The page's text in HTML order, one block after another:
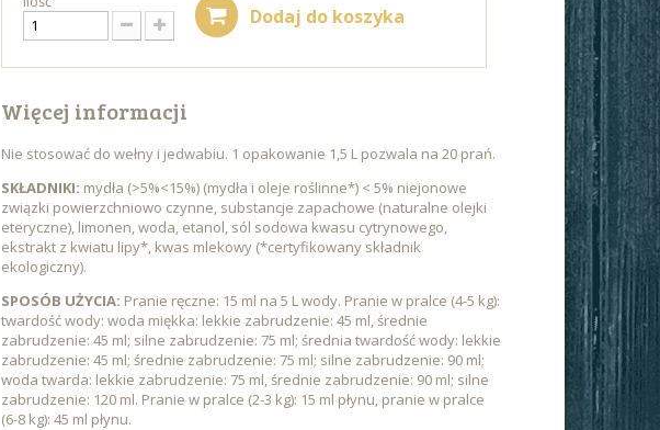
Dodaj do koszyka
Więcej informacji
Nie stosować do wełny i jedwabiu. 1 opakowanie 1,5 L pozwala na 20 prań.
SKŁADNIKI: mydła (>5%<15%) (mydła i oleje roślinne*) < 5% niejonowe
związki powierzchniowo czynne, substancje zapachowe (naturalne olejki
eteryczne), limonen, woda, etanol, sól sodowa kwasu cytrynowego,
ekstrakt z kwiatu lipy*, kwas mlekowy (*certyfikowany składnik
ekologiczny).
SPOSÓB UŻYCIA: Pranie ręczne: 15 ml na 5 L wody. Pranie w pralce (4-5 kg):
twardość wody: woda miękka: lekkie zabrudzenie: 45 ml, średnie
zabrudzenie: 45 ml; silne zabrudzenie: 75 ml; średnia twardość wody: lekkie
zabrudzenie: 45 ml; średnie zabrudzenie: 75 ml; silne zabrudzenie: 90 ml;
woda twarda: lekkie zabrudzenie: 75 ml, średnie zabrudzenie: 90 ml; silne
zabrudzenie: 120 ml. Pranie w pralce (2-3 kg): 15 ml płynu, pranie w pralce
(6-8 kg): 45 ml płynu.